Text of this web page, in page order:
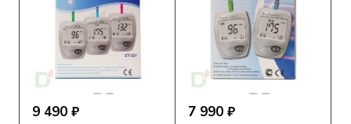
9 490 ₽ 7 990 ₽